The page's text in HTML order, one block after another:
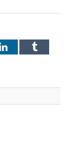
LinkedInTumblr